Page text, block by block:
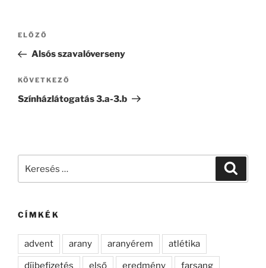
Bejegyzés
Korábbi
bejegyzés
ELŐZŐ
Alsós szavalóverseny
Következő
bejegyzés
KÖVETKEZŐ
Színházlátogatás 3.a-3.b
CÍMKÉK
advent arany aranyérem atlétika
díjbefizetés első eredmény farsang